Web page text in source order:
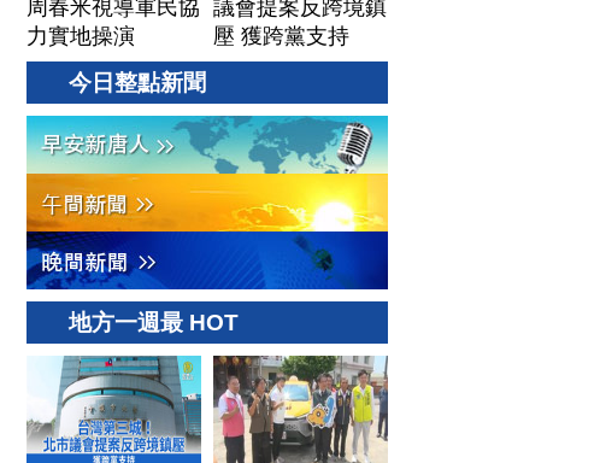
周春米視導軍民協
力實地操演
議會提案反跨境鎮
壓 獲跨黨支持
今日整點新聞
地方一週最 HOT